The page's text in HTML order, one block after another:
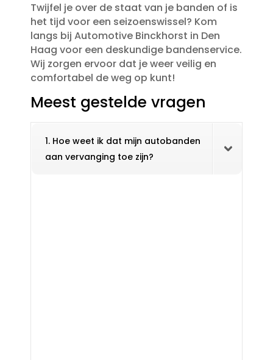
Twijfel je over de staat van je banden of is
het tijd voor een seizoenswissel? Kom
langs bij Automotive Binckhorst in Den
Haag voor een deskundige bandenservice.​
Wij zorgen ervoor dat je weer veilig en
comfortabel de weg op kunt!
Meest gestelde vragen
1. Hoe weet ik dat mijn autobanden
aan vervanging toe zijn?